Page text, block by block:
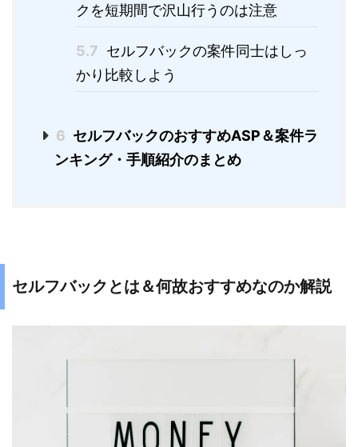
クを短期間で沢山行うのは注意
5.7 セルフバックの案件同士はしっ
かり比較しよう
6 セルフバックのおすすめASP＆案件ラ
ンキング・手順紹介のまとめ
セルフバックとは＆何故おすすめなのか解説